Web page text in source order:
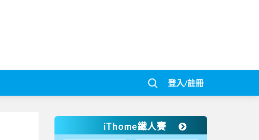
登入/註冊
iThome鐵人賽